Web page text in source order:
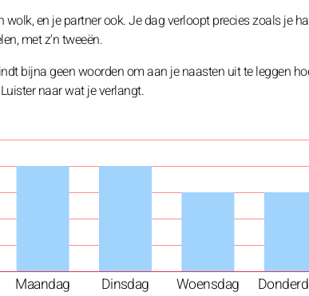
Maandag Dinsdag Woensdag
en je partner ook. Je dag verloopt precies zoals je
met z'n tweeën.
bijna geen woorden om aan je naasten uit te leggen
naar wat je verlangt.